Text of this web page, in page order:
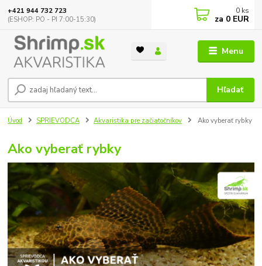
Menu
Hľadať
+421 944 732 723
(ESHOP: PO - PI 7:00-15:30)
0 ks
za 0 EUR
Úvod SPRIEVODCA Akvaristika pre začiatočníkov Ako vyberať rybky
Ako vyberať rybky